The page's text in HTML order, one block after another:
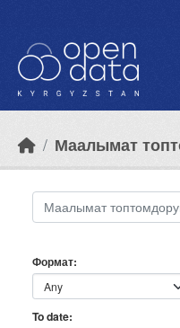
Маалымат
Формат
To date